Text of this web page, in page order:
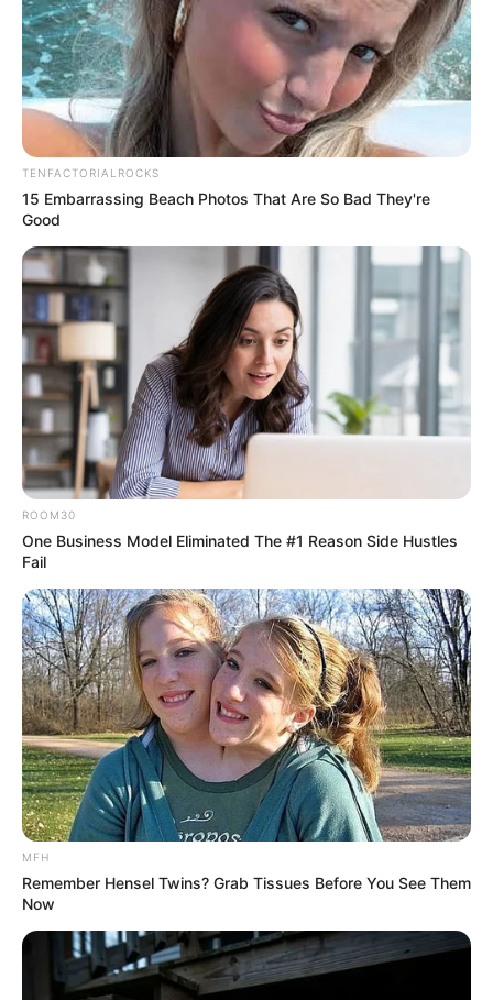
TENFACTORIALROCKS
15 Embarrassing Beach Photos That Are So Bad They're
Good
ROOM30
One Business Model Eliminated The #1 Reason Side Hustles
Fail
MFH
Remember Hensel Twins? Grab Tissues Before You See Them
Now